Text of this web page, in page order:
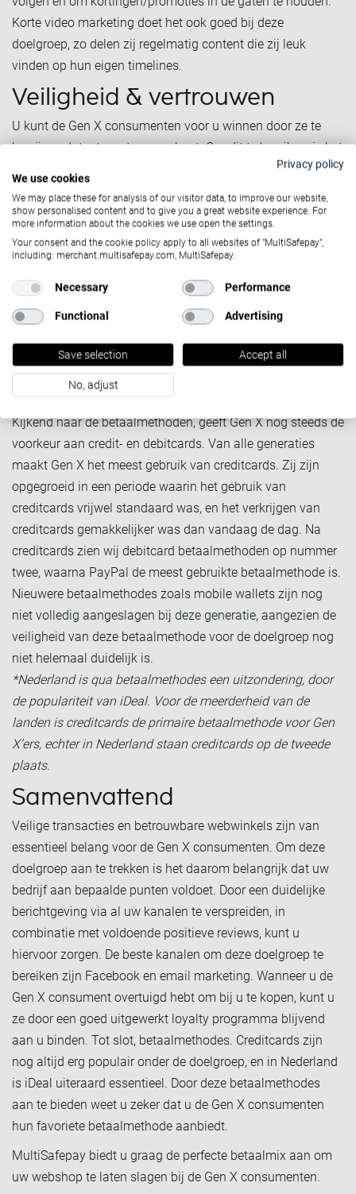
Korte video marketing doet het ook goed bij deze
doelgroep, zo delen zij regelmatig content die zij leuk
vinden op hun eigen timelines.
Veiligheid & vertrouwen
U kunt de Gen X consumenten voor u winnen door ze te
bewijzen dat u te vertrouwen bent. Om dit te bereiken, is het
belangrijk om één duidelijk imago te hebben als bedrijf, op
al uw kanalen. Daarnaast moet u makkelijk te vinden zijn
op verschillende social media en zoekmachines. Als u dan
ook nog genoeg positieve reviews weergeeft, zorgt u ervoor
dat de onderzoekende Gen X consument vindt waar hij of
zij naar op zoek is. Wanneer u hun vertrouwen hebt
gewonnen, is de kans groot dat u een klant voor het leven
heeft. Veel Gen X’ers geven aan dat zij over het algemeen
loyaal zijn aan een merk - vooral wanneer er een goed
loyalty programma is.
Credit- en debitcards
Kijkend naar de betaalmethoden, geeft Gen X nog steeds de
voorkeur aan credit- en debitcards. Van alle generaties
maakt Gen X het meest gebruik van creditcards. Zij zijn
opgegroeid in een periode waarin het gebruik van
creditcards vrijwel standaard was, en het verkrijgen van
creditcards gemakkelijker was dan vandaag de dag. Na
creditcards zien wij debitcard betaalmethoden op nummer
twee, waarna PayPal de meest gebruikte betaalmethode is.
Nieuwere betaalmethodes zoals mobile wallets zijn nog
niet volledig aangeslagen bij deze generatie, aangezien de
veiligheid van deze betaalmethode voor de doelgroep nog
niet helemaal duidelijk is.
*Nederland is qua betaalmethodes een uitzondering, door
de populariteit van iDeal. Voor de meerderheid van de
landen is creditcards de primaire betaalmethode voor Gen
X’ers, echter in Nederland staan creditcards op de tweede
plaats.
Samenvattend
Veilige transacties en betrouwbare webwinkels zijn van
essentieel belang voor de Gen X consumenten. Om deze
doelgroep aan te trekken is het daarom belangrijk dat uw
bedrijf aan bepaalde punten voldoet. Door een duidelijke
berichtgeving via al uw kanalen te verspreiden, in
combinatie met voldoende positieve reviews, kunt u
hiervoor zorgen. De beste kanalen om deze doelgroep te
bereiken zijn Facebook en email marketing. Wanneer u de
Gen X consument overtuigd hebt om bij u te kopen, kunt u
ze door een goed uitgewerkt loyalty programma blijvend
aan u binden. Tot slot, betaalmethodes. Creditcards zijn
nog altijd erg populair onder de doelgroep, en in Nederland
is iDeal uiteraard essentieel. Door deze betaalmethodes
aan te bieden weet u zeker dat u de Gen X consumenten
hun favoriete betaalmethode aanbiedt.
MultiSafepay biedt u graag de perfecte betaalmix aan om
uw webshop te laten slagen bij de Gen X consumenten.
Privacy policy
We use cookies
We may place these for analysis of our visitor data, to improve our website,
show personalised content and to give you a great website experience. For
more information about the cookies we use open the settings.
Your consent and the cookie policy apply to all websites of "MultiSafepay",
including: merchant.multisafepay.com, MultiSafepay.
Necessary Performance
Functional Advertising
Save selection Accept all
No, adjust